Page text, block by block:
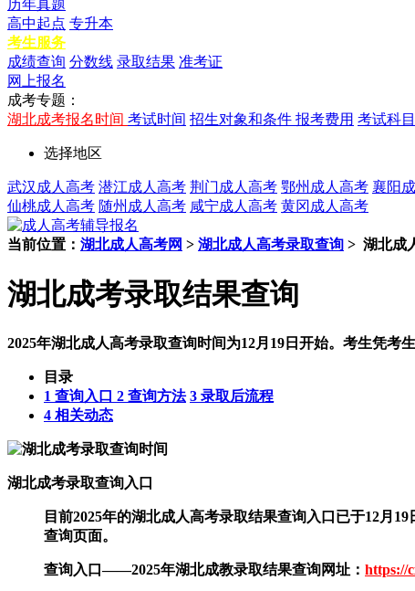
历年真题
高中起点 专升本
考生服务
成绩查询 分数线 录取结果 准考证
网上报名
成考专题：
湖北成考报名时间 考试时间 招生对象和条件 报考费用 考试科目
选择地区
武汉成人高考 潜江成人高考 荆门成人高考 鄂州成人高考 襄阳
仙桃成人高考 随州成人高考 咸宁成人高考 黄冈成人高考
当前位置： 湖北成人高考网 > 湖北成人高考录取查询 > 湖北成
湖北成考录取结果查询
2025年湖北成人高考录取查询时间为12月19日开始。考生凭考
目录
1 查询入口 2 查询方法 3 录取后流程
4 相关动态
湖北成考录取查询入口
目前2025年的湖北成人高考录取结果查询入口已于12月
查询页面。
查询入口——2025年湖北成教录取结果查询网址： https://